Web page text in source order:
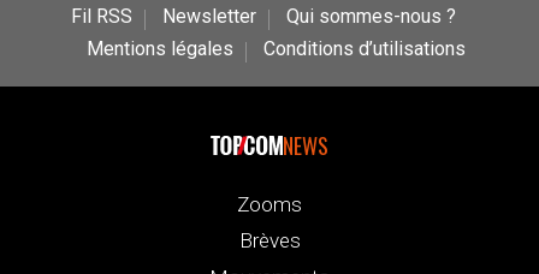
Fil RSS Newsletter
Qui sommes-nous ?
Mentions légales
Conditions d’utilisations
NEWS
Zooms
Brèves